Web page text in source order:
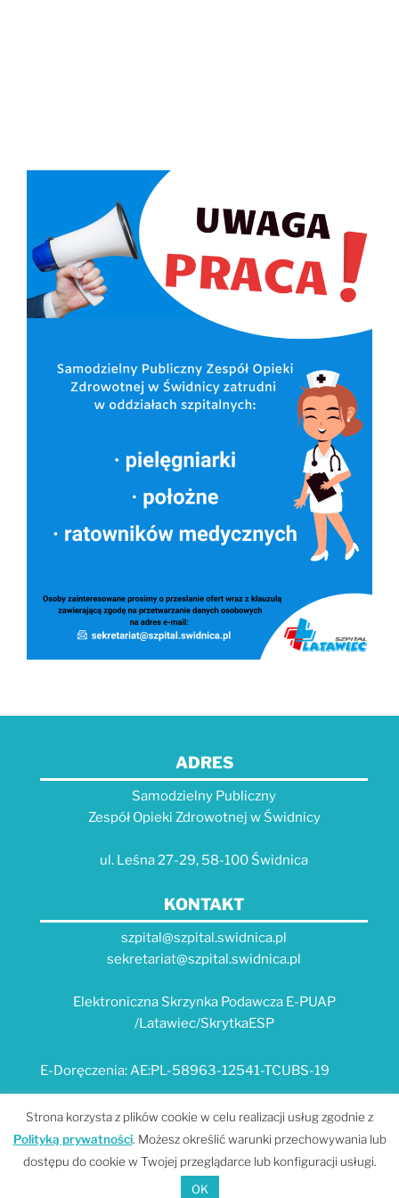
ADRES
Samodzielny Publiczny
Zespół Opieki Zdrowotnej w Świdnicy
ul. Leśna 27-29, 58-100 Świdnica
KONTAKT
szpital@szpital.swidnica.pl
sekretariat@szpital.swidnica.pl
Elektroniczna Skrzynka Podawcza E-PUAP
/Latawiec/SkrytkaESP
E-Doręczenia: AE:PL-58963-12541-TCUBS-19
E-USŁUGI
Platforma e-usług Szpitala "Latawiec" --- MPI
Portal Dolnośląskiego E-Zdrowia
Strona korzysta z plików cookie w celu realizacji usług zgodnie z
Polityką prywatności. Możesz określić warunki przechowywania lub
dostępu do cookie w Twojej przeglądarce lub konfiguracji usługi.
OK